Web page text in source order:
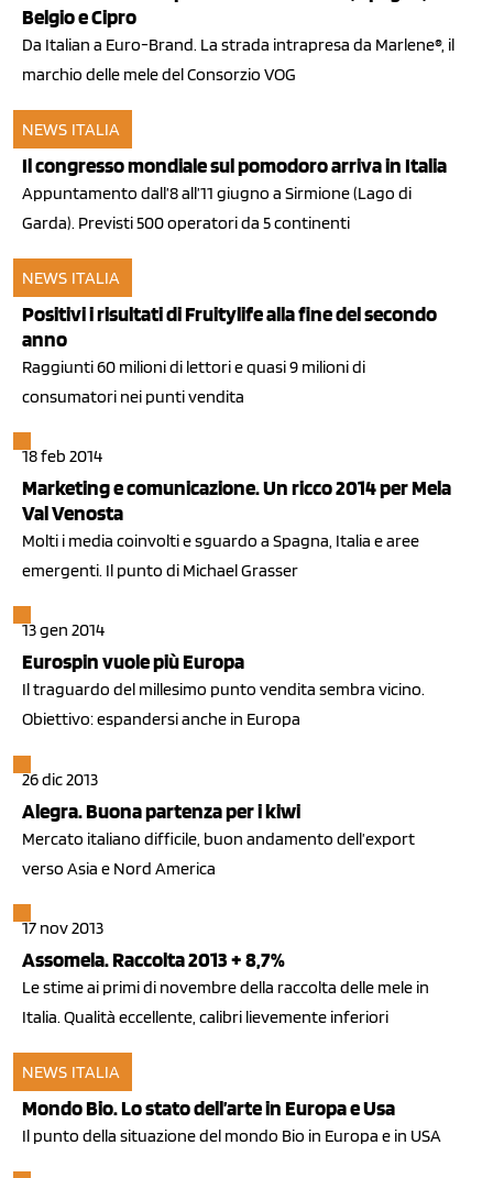
Belgio e Cipro
Da Italian a Euro-Brand. La strada intrapresa da Marlene®, il
marchio delle mele del Consorzio VOG
NEWS ITALIA
25 feb 2014
Il congresso mondiale sul pomodoro arriva in Italia
Appuntamento dall’8 all’11 giugno a Sirmione (Lago di
Garda). Previsti 500 operatori da 5 continenti
NEWS ITALIA
24 feb 2014
Positivi i risultati di Fruitylife alla fine del secondo
anno
Raggiunti 60 milioni di lettori e quasi 9 milioni di
consumatori nei punti vendita
18 feb 2014
Marketing e comunicazione. Un ricco 2014 per Mela
Val Venosta
Molti i media coinvolti e sguardo a Spagna, Italia e aree
emergenti. Il punto di Michael Grasser
13 gen 2014
Eurospin vuole più Europa
Il traguardo del millesimo punto vendita sembra vicino.
Obiettivo: espandersi anche in Europa
26 dic 2013
Alegra. Buona partenza per i kiwi
Mercato italiano difficile, buon andamento dell’export
verso Asia e Nord America
17 nov 2013
Assomela. Raccolta 2013 + 8,7%
Le stime ai primi di novembre della raccolta delle mele in
Italia. Qualità eccellente, calibri lievemente inferiori
NEWS ITALIA
06 nov 2013
Mondo Bio. Lo stato dell’arte in Europa e Usa
Il punto della situazione del mondo Bio in Europa e in USA